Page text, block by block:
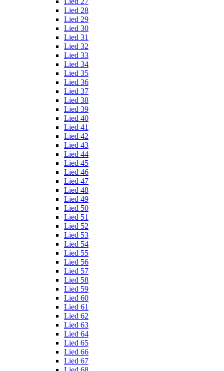
Lied 28
Lied 29
Lied 30
Lied 31
Lied 32
Lied 33
Lied 34
Lied 35
Lied 36
Lied 37
Lied 38
Lied 39
Lied 40
Lied 41
Lied 42
Lied 43
Lied 44
Lied 45
Lied 46
Lied 47
Lied 48
Lied 49
Lied 50
Lied 51
Lied 52
Lied 53
Lied 54
Lied 55
Lied 56
Lied 57
Lied 58
Lied 59
Lied 60
Lied 61
Lied 62
Lied 63
Lied 64
Lied 65
Lied 66
Lied 67